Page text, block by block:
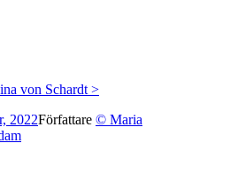
von Schardt >
2022Författare © Maria